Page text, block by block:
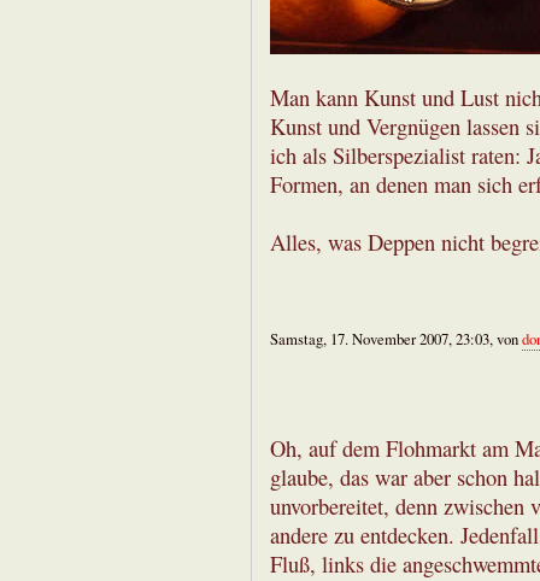
Man kann Kunst und Lust
Kunst und Vergnügen lassen
ich als Silberspezialist raten:
Formen, an denen man sich
Alles, was Deppen nicht
Samstag, 17. November 2007, 23:03, von
Oh, auf dem Flohmarkt am
glaube, das war aber schon
unvorbereitet, denn zwischen
andere zu entdecken.
Fluß, links die